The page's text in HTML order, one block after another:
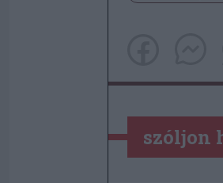
szóljon